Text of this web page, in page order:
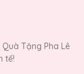
Tặng Pha Lê
tế!